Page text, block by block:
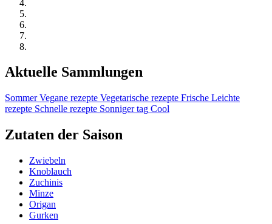
Aktuelle Sammlungen
Sommer Vegane rezepte Vegetarische rezepte Frische Leichte
rezepte Schnelle rezepte Sonniger tag Cool
Zutaten der Saison
Zwiebeln
Knoblauch
Zuchinis
Minze
Origan
Gurken